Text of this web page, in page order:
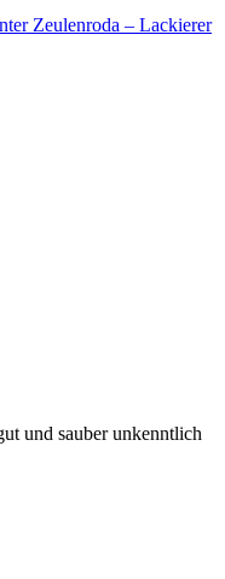
und sauber unkenntlich